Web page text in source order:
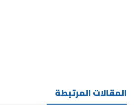
المقالات المرتبطة